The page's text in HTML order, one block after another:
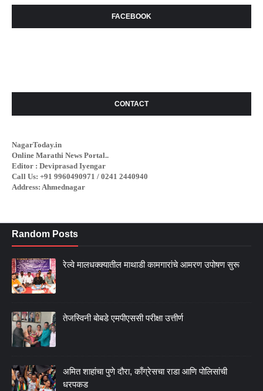
FACEBOOK
CONTACT
NagarToday.in
Online Marathi News Portal..
Editor : Deviprasad Iyengar
Call Us: +91 9960490971 / 0241 2440940
Address: Ahmednagar
Random Posts
रेल्वे मालधक्क्यातील माथाडी कामगारांचे आमरण उपोषण सुरू
तेजस्विनी बोबडे एमपीएससी परीक्षा उत्तीर्ण
अमित शाहांचा पुणे दौरा, काँग्रेसचा राडा आणि पोलिसांची
धरपकड